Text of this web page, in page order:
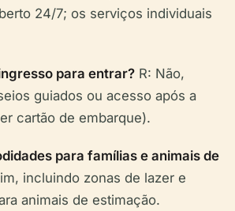
24/7; os serviços individuais
para entrar? R: Não,
guiados ou acesso após a
cartão de embarque).
para famílias e animais de
incluindo zonas de lazer e
animais de estimação.